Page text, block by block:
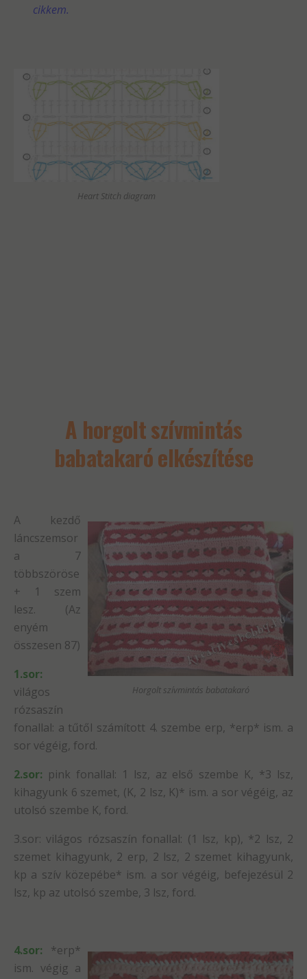
cikkem.
Heart Stitch diagram
A horgolt szívmintás
babatakaró elkészítése
Horgolt szívmintás babatakaró
A kezdő
láncszemsor
a 7
többszöröse
+ 1 szem
lesz. (Az
enyém
összesen 87)
1.sor:
világos
rózsaszín
fonallal: a tűtől számított 4. szembe erp, *erp* ism. a
sor végéig, ford.
2.sor: pink fonallal: 1 lsz, az első szembe K, *3 lsz,
kihagyunk 6 szemet, (K, 2 lsz, K)* ism. a sor végéig, az
utolsó szembe K, ford.
3.sor: világos rózsaszín fonallal: (1 lsz, kp), *2 lsz, 2
szemet kihagyunk, 2 erp, 2 lsz, 2 szemet kihagyunk,
kp a szív közepébe* ism. a sor végéig, befejezésül 2
lsz, kp az utolsó szembe, 3 lsz, ford.
4.sor:
*erp*
ism. végig a